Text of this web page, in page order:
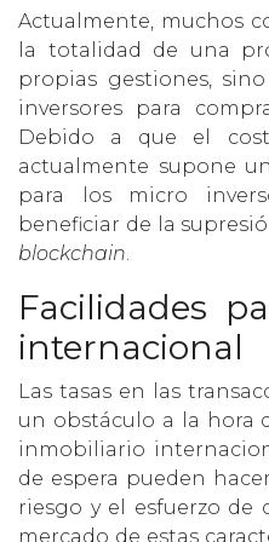
Actualmente, muchos
la totalidad de una
propias gestiones,
inversores para
Debido a que el
actualmente supone
para los micro
beneficiar de la
blockchain.
Facilidades
internacional
Las tasas en las
un obstáculo a la hora
inmobiliario
de espera pueden
riesgo y el esfuerzo de
mercado de estas